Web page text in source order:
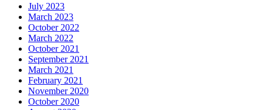
July 2023
March 2023
October 2022
March 2022
October 2021
September 2021
March 2021
February 2021
November 2020
October 2020